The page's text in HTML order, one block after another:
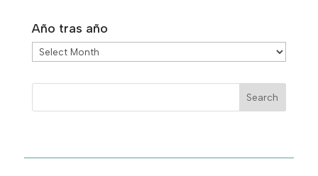
Año tras año
Año
tras
año